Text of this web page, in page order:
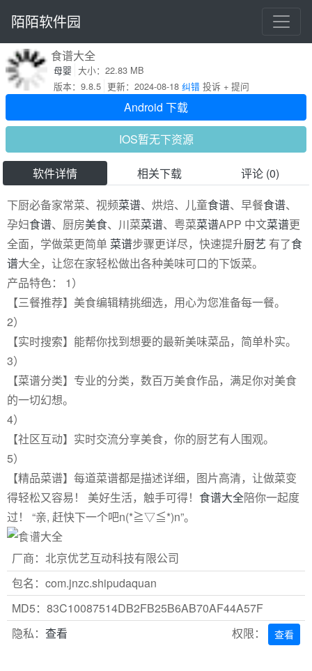
陌陌软件园
食谱大全
母婴 大小：22.83 MB
版本：9.8.5 更新：2024-08-18 纠错投诉 + 提问
Android 下载
IOS暂无下资源
软件详情 相关下载
评论 (0)
下厨必备家常菜、视频菜谱、烘焙、儿童食谱、早餐食谱、
孕妇食谱、厨房美食、川菜菜谱、粤菜菜谱APP 中文菜谱更
全面，学做菜更简单 菜谱步骤更详尽，快速提升厨艺 有了食
谱大全，让您在家轻松做出各种美味可口的下饭菜。
产品特色： 1）
【三餐推荐】美食编辑精挑细选，用心为您准备每一餐。
2）
【实时搜索】能帮你找到想要的最新美味菜品，简单朴实。
3）
【菜谱分类】专业的分类，数百万美食作品，满足你对美食
的一切幻想。
4）
【社区互动】实时交流分享美食，你的厨艺有人围观。
5）
【精品菜谱】每道菜谱都是描述详细，图片高清，让做菜变
得轻松又容易！ 美好生活，触手可得！ 食谱大全陪你一起度
过！ “亲, 赶快下一个吧n(*≧▽≦*)n”。
Previous
厂商：北京优艺互动科技有限公司
包名：com.jnzc.shipudaquan
MD5：83C10087514DB2FB25B6AB70AF44A57F
隐私：查看 权限： 查看